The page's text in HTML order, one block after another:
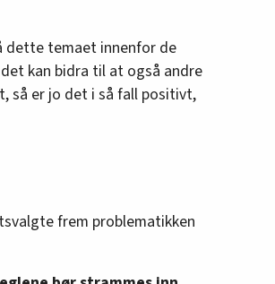
dette temaet innenfor de
kan bidra til at også andre
så er jo det i så fall positivt,
frem problematikken